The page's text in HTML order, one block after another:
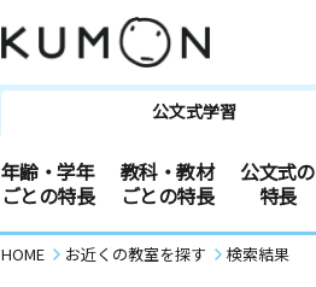
公文式学習
年齢・学年
ごとの特長
教科・教材
ごとの特長
公文式の
特長
HOME お近くの教室を探す 検索結果